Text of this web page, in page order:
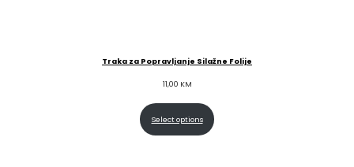
Traka za Popravljanje Silažne Folije
11,00 KM
Select options